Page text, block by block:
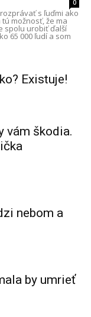
0
s ľuďmi ako
možnosť, že ma
spolu urobiť ďalší
65 000 ľudí a som
Existuje!
vám škodia.
nebom a
by umrieť